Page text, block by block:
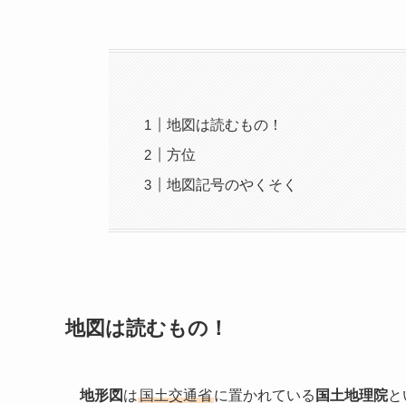
地図は読むもの！
方位
地図記号のやくそく
地図は読むもの！
地形図 は国土交通省に置かれている 国土地理院と